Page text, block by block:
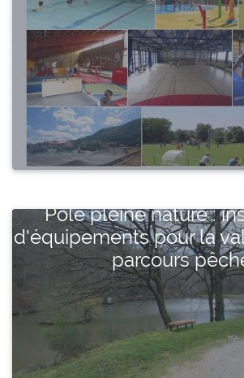
Pôle pleine nature :
d'équipements pour la
parcours